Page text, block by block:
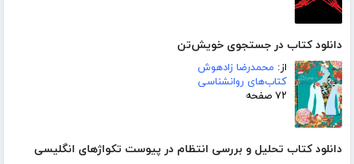
دانلود کتاب در جستجوی خویش‌تن
از: محمدرضا زادهوش
کتاب‌های روانشناسی
۷۲ صفحه
دانلود کتاب تحلیل و بررسی انتظام در پیوست تکواژهای انگلیسی